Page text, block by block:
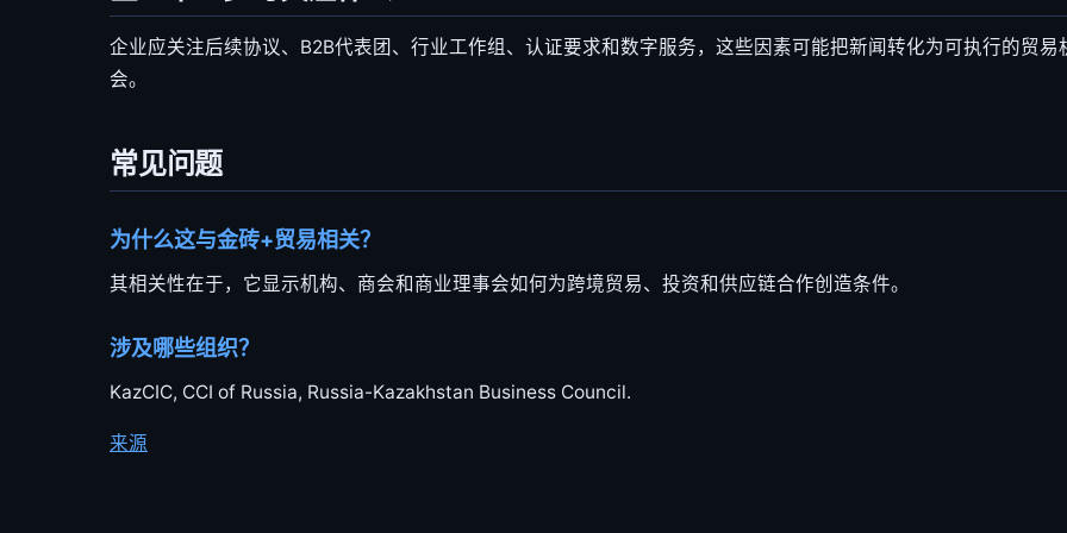
企业应关注后续协议、B2B代表团、行业工作组、认证要求和数字服务，这些因素可能把新闻转化为可执行的贸易
会。
常见问题
为什么这与金砖+贸易相关？
其相关性在于，它显示机构、商会和商业理事会如何为跨境贸易、投资和供应链合作创造条件。
涉及哪些组织？
KazCIC, CCI of Russia, Russia-Kazakhstan Business Council.
来源